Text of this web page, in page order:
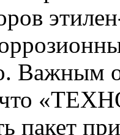
Важным
пакет